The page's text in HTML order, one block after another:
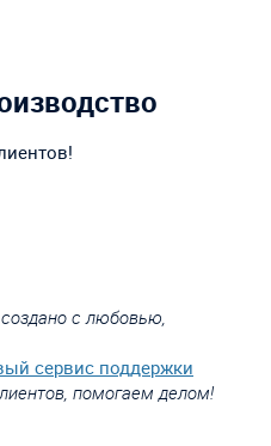
с любовью,
сервис поддержки
помогаем делом!